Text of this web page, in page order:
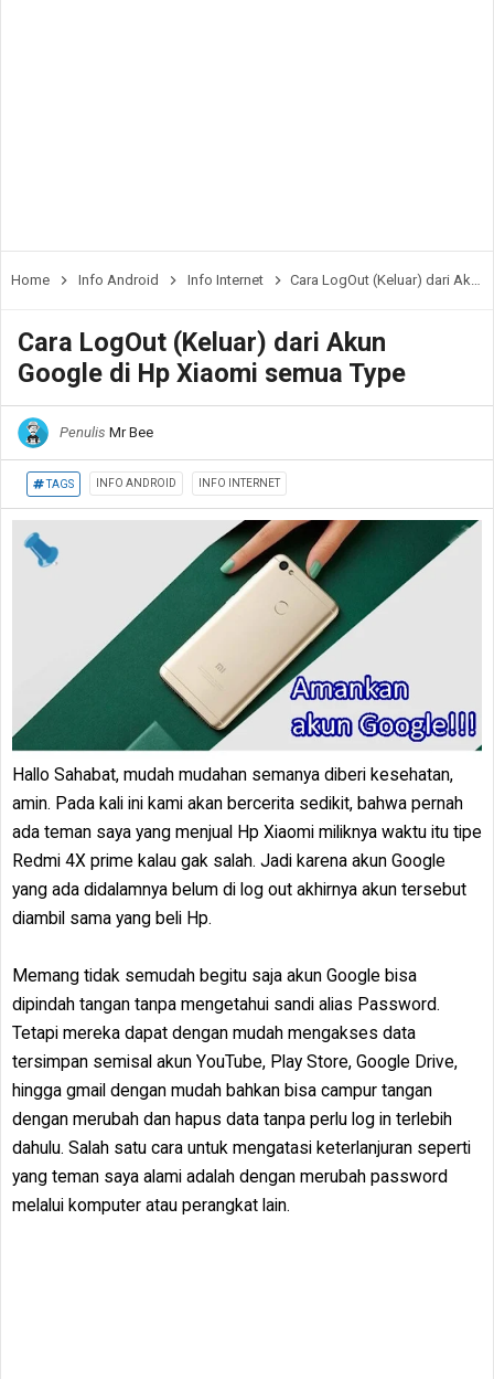
Home Info Android Info Internet Cara LogOut (Keluar) dari Akun Google di Hp Xiaomi semua Type
Cara LogOut (Keluar) dari Akun
Google di Hp Xiaomi semua Type
Penulis Mr Bee
TAGS INFO ANDROID INFO INTERNET
Hallo Sahabat, mudah mudahan semanya diberi kesehatan,
amin. Pada kali ini kami akan bercerita sedikit, bahwa pernah
ada teman saya yang menjual Hp Xiaomi miliknya waktu itu tipe
Redmi 4X prime kalau gak salah. Jadi karena akun Google
yang ada didalamnya belum di log out akhirnya akun tersebut
diambil sama yang beli Hp.
Memang tidak semudah begitu saja akun Google bisa
dipindah tangan tanpa mengetahui sandi alias Password.
Tetapi mereka dapat dengan mudah mengakses data
tersimpan semisal akun YouTube, Play Store, Google Drive,
hingga gmail dengan mudah bahkan bisa campur tangan
dengan merubah dan hapus data tanpa perlu log in terlebih
dahulu. Salah satu cara untuk mengatasi keterlanjuran seperti
yang teman saya alami adalah dengan merubah password
melalui komputer atau perangkat lain.